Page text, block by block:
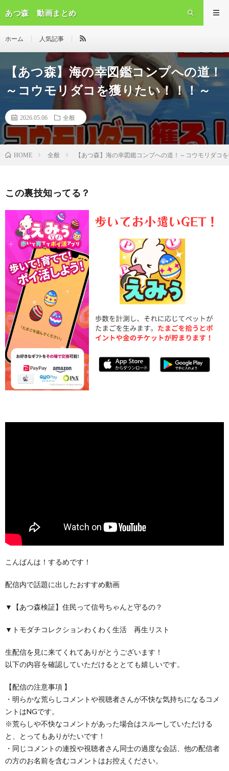
あつ森 動画まとめ
ホーム 人気記事
【あつ森】海の幸図鑑コンプへの道！
～コウモリダコを獲りたい！！！～
2026.05.06 全般
HOME 全般 【あつ森】海の幸図鑑コンプへの道！～コウモリダコ
この裏技知ってる？
こんばんは！するめです！
配信内で話題に出したおすすめ動画
▼【あつ森検証】住民って信号ちゃんと守るの？
▼トモダチコレクションわくわく生活 再生リスト
生配信を見に来てくれてありがとうございます！
以下の内容を確認していただけるととても嬉しいです。
【配信の注意事項 】
・明らかな荒らしコメントや視聴者さんが不快な気持ちになるコメ
ントはNGです。
※荒らしや不快なコメントがあった場合はスルーしていただける
と、とってもありがたいです！
・同じコメントの連投や視聴者さん同士の過度な会話、他の配信者
の方のお名前を含むコメントはお控えください。